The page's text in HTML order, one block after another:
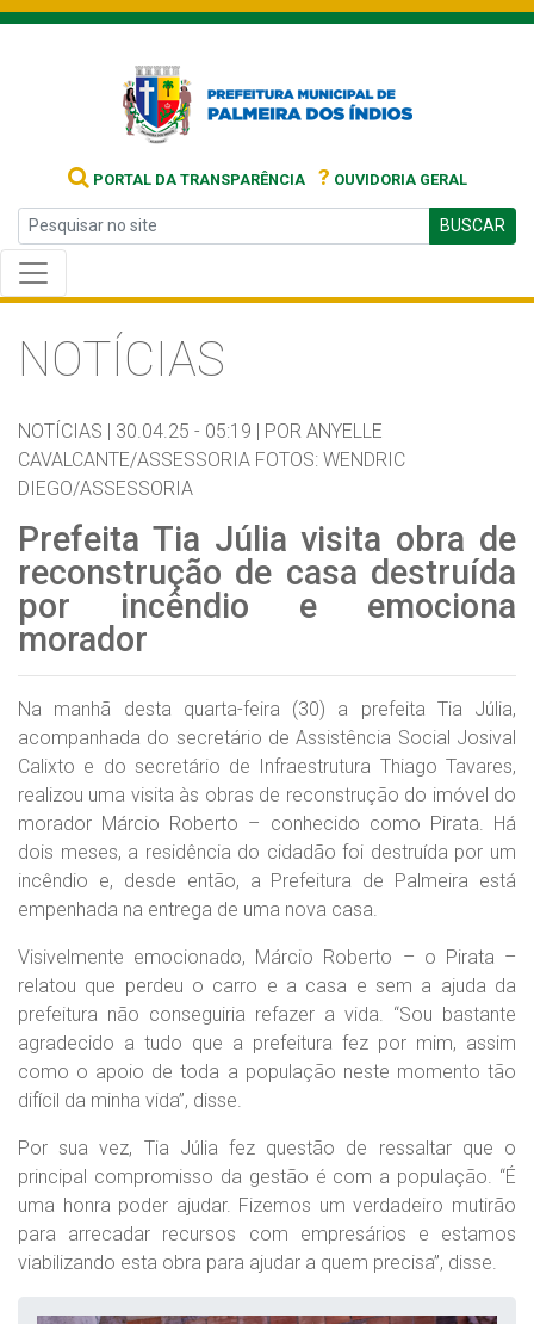
PORTAL DA TRANSPARÊNCIA ? OUVIDORIA GERAL
BUSCAR
NOTÍCIAS
NOTÍCIAS | 30.04.25 - 05:19 | POR ANYELLE
CAVALCANTE/ASSESSORIA FOTOS: WENDRIC
DIEGO/ASSESSORIA
Prefeita Tia Júlia visita obra de
reconstrução de casa destruída
por incêndio e emociona
morador
Na manhã desta quarta-feira (30) a prefeita Tia Júlia,
acompanhada do secretário de Assistência Social Josival
Calixto e do secretário de Infraestrutura Thiago Tavares,
realizou uma visita às obras de reconstrução do imóvel do
morador Márcio Roberto – conhecido como Pirata. Há
dois meses, a residência do cidadão foi destruída por um
incêndio e, desde então, a Prefeitura de Palmeira está
empenhada na entrega de uma nova casa.
Visivelmente emocionado, Márcio Roberto – o Pirata –
relatou que perdeu o carro e a casa e sem a ajuda da
prefeitura não conseguiria refazer a vida. “Sou bastante
agradecido a tudo que a prefeitura fez por mim, assim
como o apoio de toda a população neste momento tão
difícil da minha vida”, disse.
Por sua vez, Tia Júlia fez questão de ressaltar que o
principal compromisso da gestão é com a população. “É
uma honra poder ajudar. Fizemos um verdadeiro mutirão
para arrecadar recursos com empresários e estamos
viabilizando esta obra para ajudar a quem precisa”, disse.